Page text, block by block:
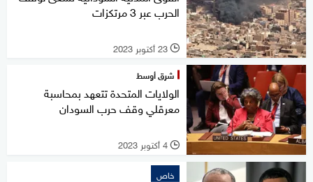
الحرب عبر 3 مرتكزات
l 23 أكتوبر 2023
شرق أوسط
الولايات المتحدة تتعهد بمحاسبة
معرقلي وقف حرب السودان
l 4 أكتوبر 2023
خاص